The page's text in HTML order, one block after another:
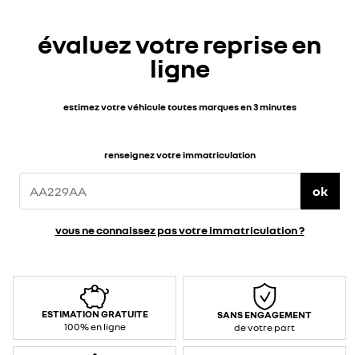
évaluez votre reprise en
ligne
estimez votre véhicule toutes marques en 3 minutes
renseignez votre immatriculation
ok
vous ne connaissez pas votre immatriculation ?
ESTIMATION GRATUITE
100% en ligne
SANS ENGAGEMENT
de votre part